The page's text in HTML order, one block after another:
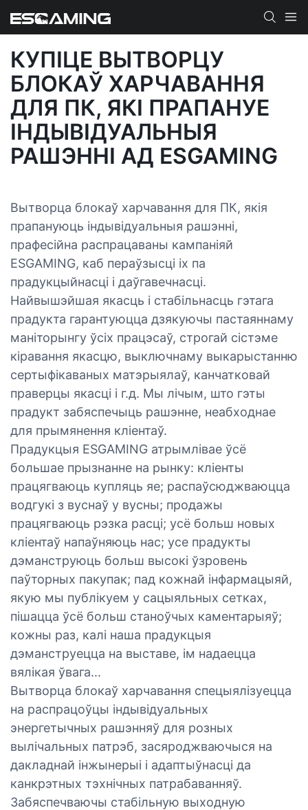
КУПІЦЕ ВЫТВОРЦУ
БЛОКАЎ ХАРЧАВАННЯ
ДЛЯ ПК, ЯКІ ПРАПАНУЕ
ІНДЫВІДУАЛЬНЫЯ
РАШЭННІ АД ESGAMING
Вытворца блокаў харчавання для ПК, якія
прапануюць індывідуальныя рашэнні,
прафесійна распрацаваны кампаніяй
ESGAMING, каб пераўзысці іх па
прадукцыйнасці і даўгавечнасці.
Найвышэйшая якасць і стабільнасць гэтага
прадукта гарантуюцца дзякуючы пастаяннаму
маніторынгу ўсіх працэсаў, строгай сістэме
кіравання якасцю, выключнаму выкарыстанню
сертыфікаваных матэрыялаў, канчатковай
праверцы якасці і г.д. Мы лічым, што гэты
прадукт забяспечыць рашэнне, неабходнае
для прымянення кліентаў.
Прадукцыя ESGAMING атрымлівае ўсё
большае прызнанне на рынку: кліенты
працягваюць купляць яе; распаўсюджваюцца
водгукі з вуснаў у вусны; продажы
працягваюць рэзка расці; усё больш новых
кліентаў напаўняюць нас; усе прадукты
дэманструюць больш высокі ўзровень
паўторных пакупак; пад кожнай інфармацыяй,
якую мы публікуем у сацыяльных сетках,
пішацца ўсё больш станоўчых каментарыяў;
кожны раз, калі наша прадукцыя
дэманструецца на выставе, ім надаецца
вялікая ўвага...
Вытворца блокаў харчавання спецыялізуецца
на распрацоўцы індывідуальных
энергетычных рашэнняў для розных
вылічальных патрэб, засяроджваючыся на
дакладнай інжынерыі і адаптыўнасці да
канкрэтных тэхнічных патрабаванняў.
Забяспечваючы стабільную выходную